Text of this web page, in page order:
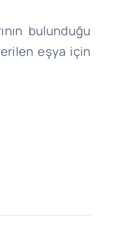
bulunduğu
eşya için